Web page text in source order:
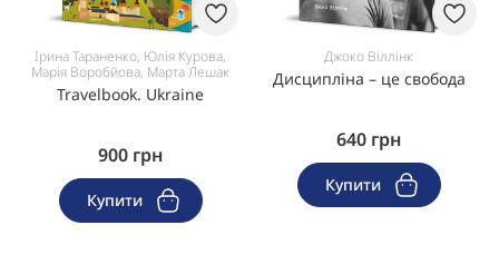
Ірина Тараненко, Юлія Курова,
Марія Воробйова, Марта Лешак
Travelbook. Ukraine
900 грн
Купити
Джоко Віллінк
Дисципліна – це свобода
640 грн
Купити